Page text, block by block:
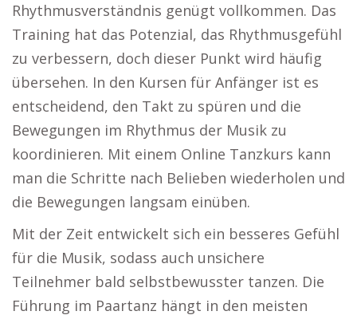
Rhythmusverständnis genügt vollkommen. Das
Training hat das Potenzial, das Rhythmusgefühl
zu verbessern, doch dieser Punkt wird häufig
übersehen. In den Kursen für Anfänger ist es
entscheidend, den Takt zu spüren und die
Bewegungen im Rhythmus der Musik zu
koordinieren. Mit einem Online Tanzkurs kann
man die Schritte nach Belieben wiederholen und
die Bewegungen langsam einüben.
Mit der Zeit entwickelt sich ein besseres Gefühl
für die Musik, sodass auch unsichere
Teilnehmer bald selbstbewusster tanzen. Die
Führung im Paartanz hängt in den meisten